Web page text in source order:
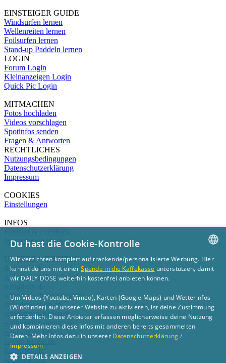
EINSTEIGER GUIDE
Windsurfen lernen
Wellenreiten lernen
Foilsurfen lernen
Stand-up Paddeln lernen
LOGIN
Forum Login
Kleinanzeigen Login
Quick Pic Login
MITMACHEN
Fotos hochladen
Videos vorschlagen
Spotinfos senden
Fragen & Antworten
RECHTLICHES
Nutzungsbedingungen
Datenschutzerklärung
Impressum
COOKIES
Einstellungen
INFOS
Werbemöglichkeiten
UNSERE WEBSITES
dailydose.de
dailydose.de/en(english)
wingdaily.de/en(english)
dailydose-shop.de
windsurfen-lernen.de
wellenreiten-lernen.de
wingsurfen-lernen.de
surfen-lernen.de
foilsurfen.de
sup-basics.de
GERMAN
Du hast die Cookie-Kontrolle
Wir verzichten komplett auf trackende/personalisierte Werbung. Hier
kannst du uns mit einerSpende in die Kaffekasse unterstützen, damit
wir DAILY DOSE weiterhin kostenfrei anbieten können.
Um Videos (Youtube, Vimeo), Karten (Google Maps) und Wetterinfos
(Windfinder) auf unserer Website zu aktivieren, ist deine Zustimmung
erforderlich. Diese Anbieter erfassen möglicherweise deine Nutzung
und kombinieren diese Infos mit anderen bereits gesammelten
Daten. Mehr Infos dazu in unserer Datenschutzerklärung /
Impressum
DETAILS ANZEIGEN